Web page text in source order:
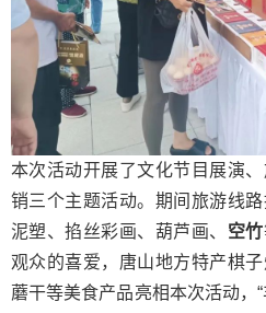
本次活动开展了文化节目展演
销三个主题活动。期间旅游线
泥塑、掐丝彩画、葫芦画、 空竹
观众的喜爱，唐山地方特产棋
蘑干等美食产品亮相本次活动，